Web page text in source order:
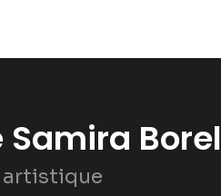
Samira Borel